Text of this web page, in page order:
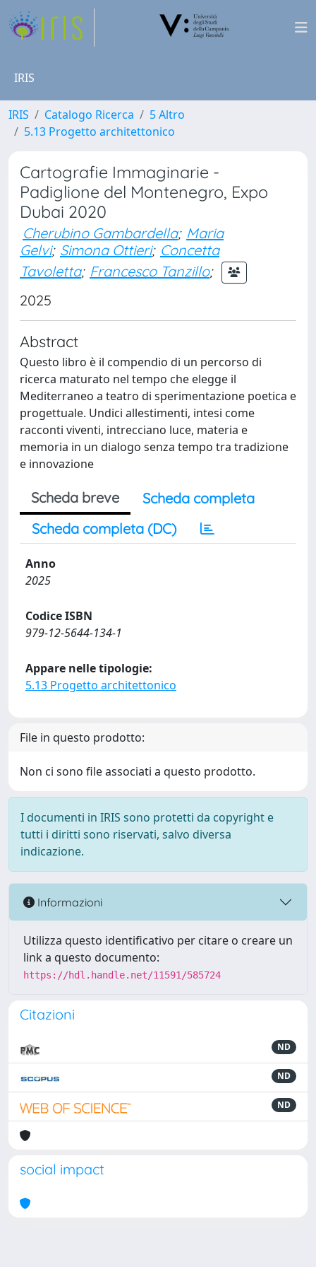
IRIS
IRIS Catalogo Ricerca
5 Altro
5.13 Progetto architettonico
Cartografie Immaginarie -
Padiglione del Montenegro, Expo
Dubai 2020
Cherubino Gambardella; Maria
Gelvi; Simona Ottieri; Concetta
Tavoletta; Francesco Tanzillo;
2025
Abstract
Questo libro è il compendio di un percorso di
ricerca maturato nel tempo che elegge il
Mediterraneo a teatro di sperimentazione poetica e
progettuale. Undici allestimenti, intesi come
racconti viventi, intrecciano luce, materia e
memoria in un dialogo senza tempo tra tradizione
e innovazione
Scheda breve
Scheda completa
Scheda completa (DC)
Anno
2025
Codice ISBN
979-12-5644-134-1
Appare nelle tipologie:
5.13 Progetto architettonico
File in questo prodotto:
Non ci sono file associati a questo prodotto.
I documenti in IRIS sono protetti da copyright e
tutti i diritti sono riservati, salvo diversa
indicazione.
Informazioni
Utilizza questo identificativo per citare o creare un
link a questo documento:
https://hdl.handle.net/11591/585724
Citazioni
ND
ND
ND
social impact